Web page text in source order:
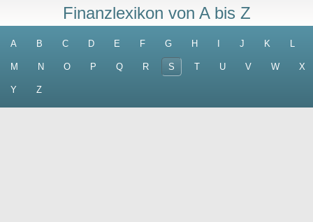
Finanzlexikon von A bis Z
A B C D E F G H J K L
M N O P Q R S T U V W X
Y Z